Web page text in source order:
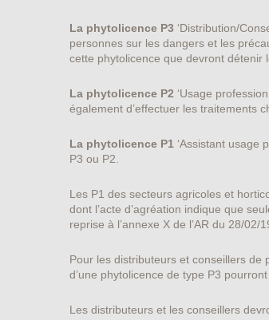
La phytolicence P3 ‘Distribution/
personnes sur les dangers et les
cette phytolicence que devront détenir
La phytolicence P2 ‘Usage
également d’effectuer les traitements
La phytolicence P1 ‘Assistant usage
P3 ou P2.
Les P1 des secteurs agricoles et
dont l’acte d’agréation indique que
reprise à l’annexe X de l’AR du 28/02/
Pour les distributeurs et conseillers
d’une phytolicence de type P3
Les distributeurs et les conseillers